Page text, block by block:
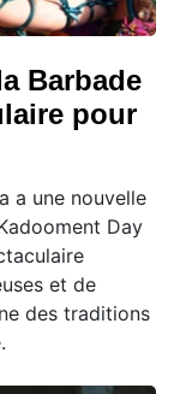
Barbade
pour
a une nouvelle
Day
et de
des traditions